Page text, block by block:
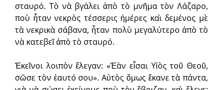
σταυρό. Τὸ νὰ βγάλει ἀπὸ τὸ μνῆμα τὸν Λάζαρο,
ποὺ ἦταν νεκρὸς τέσσερις ἡμέρες καὶ δεμένος μὲ
τὰ νεκρικὰ σάβανα, ἦταν πολὺ μεγαλύτερο ἀπὸ τὸ
νὰ κατεβεῖ ἀπὸ τὸ σταυρό.
Ἐκεῖνοι λοιπὸν ἔλεγαν: «Ἐὰν εἶσαι Υἱὸς τοῦ Θεοῦ,
σῶσε τὸν ἑαυτό σου». Αὐτὸς ὅμως ἔκανε τὰ πάντα,